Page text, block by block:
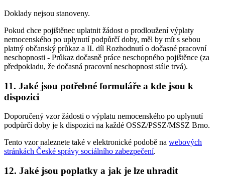
Doklady nejsou stanoveny.
Pokud chce pojištěnec uplatnit žádost o prodloužení výplaty
nemocenského po uplynutí podpůrčí doby, měl by mít s sebou
platný občanský průkaz a II. díl Rozhodnutí o dočasné pracovní
neschopnosti - Průkaz dočasně práce neschopného pojištěnce (za
předpokladu, že dočasná pracovní neschopnost stále trvá).
11. Jaké jsou potřebné formuláře a kde jsou k
dispozici
Doporučený vzor žádosti o výplatu nemocenského po uplynutí
podpůrčí doby je k dispozici na každé OSSZ/PSSZ/MSSZ Brno.
Tento vzor naleznete také v elektronické podobě na webových
stránkách České správy sociálního zabezpečení.
12. Jaké jsou poplatky a jak je lze uhradit